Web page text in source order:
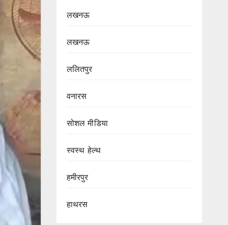
लखनऊ
लखनऊ
ललितपुर
वनारस
सोशल मीडिया
स्वस्थ हेल्थ
हमीरपुर
हाथरस